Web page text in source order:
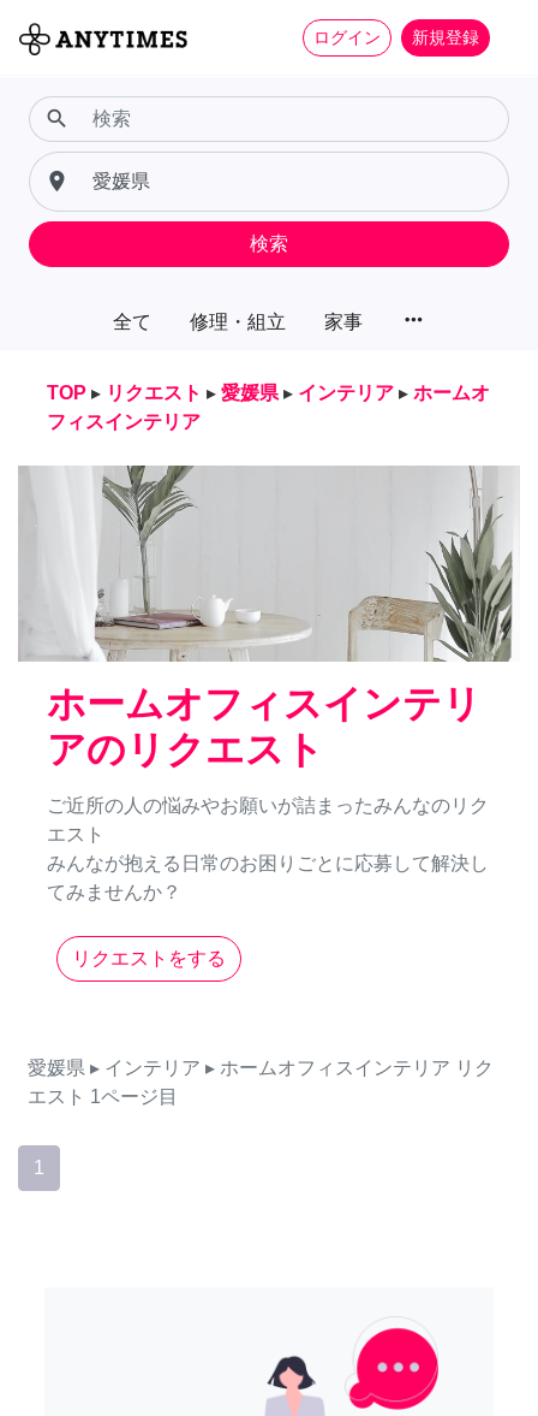
ログイン 新規登録
全て 修理・組立 家事 more_horiz
search
place
検索
TOP ▸ リクエスト ▸ 愛媛県 ▸ インテリア ▸ ホームオ
フィスインテリア
ホームオフィスインテリ
アのリクエスト
ご近所の人の悩みやお願いが詰まったみんなのリク
エスト
みんなが抱える日常のお困りごとに応募して解決し
てみませんか？
リクエストをする
愛媛県 ▸ インテリア ▸ ホームオフィスインテリア リク
エスト 1ページ目
1